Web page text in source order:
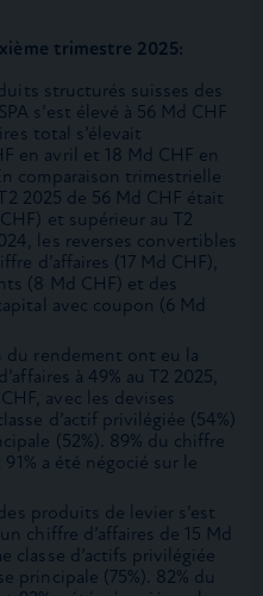
trimestre 2025:
structurés suisses des
s’est élevé à 56 Md CHF
total s’élevait
en avril et 18 Md CHF en
comparaison trimestrielle
2025 de 56 Md CHF était
et supérieur au T2
les reverses convertibles
d’affaires (17 Md CHF),
(8 Md CHF) et des
avec coupon (6 Md
du rendement ont eu la
à 49% au T2 2025,
avec les devises
d’actif privilégiée (54%)
(52%). 89% du chiffre
a été négocié sur le
produits de levier s’est
chiffre d’affaires de 15 Md
classe d’actifs privilégiée
principale (75%). 82% du